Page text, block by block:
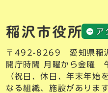
ア
〒492-8269 愛知県稲
開庁時間 月曜から金曜
（祝日、休日、年末年始
なる組織、施設があります